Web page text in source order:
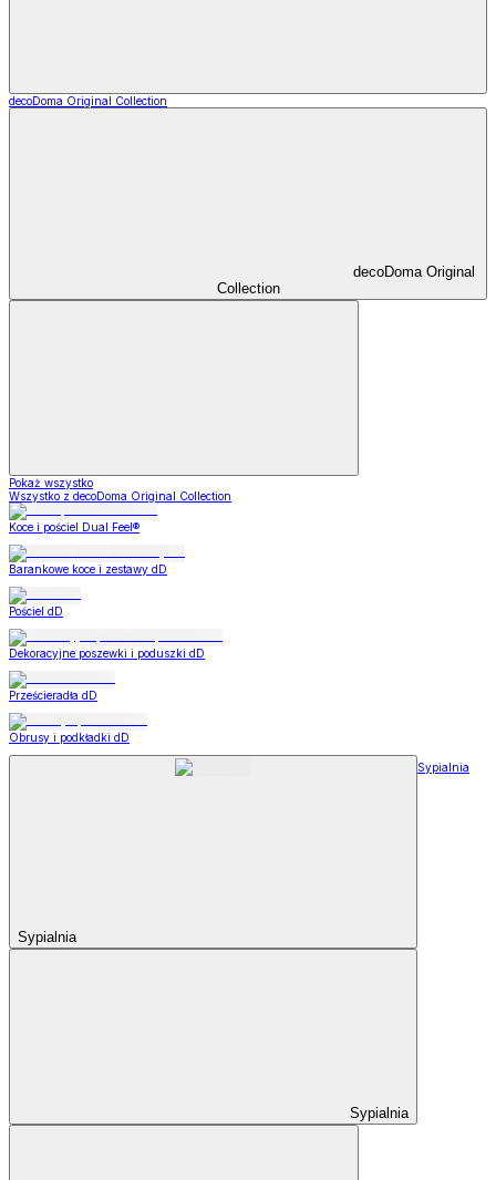
decoDoma Original Collection
decoDoma Original
Collection
Pokaż wszystko
Wszystko z decoDoma Original Collection
Koce i pościel Dual Feel®
Barankowe koce i zestawy dD
Pościel dD
Dekoracyjne poszewki i poduszki dD
Prześcieradła dD
Obrusy i podkładki dD
Sypialnia
Sypialnia
Sypialnia